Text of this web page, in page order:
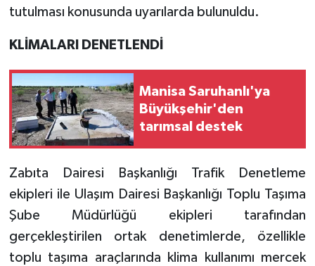
tutulması konusunda uyarılarda bulunuldu.
KLİMALARI DENETLENDİ
Manisa Saruhanlı'ya
Büyükşehir'den
tarımsal destek
Zabıta Dairesi Başkanlığı Trafik Denetleme
ekipleri ile Ulaşım Dairesi Başkanlığı Toplu Taşıma
Şube Müdürlüğü ekipleri tarafından
gerçekleştirilen ortak denetimlerde, özellikle
toplu taşıma araçlarında klima kullanımı mercek